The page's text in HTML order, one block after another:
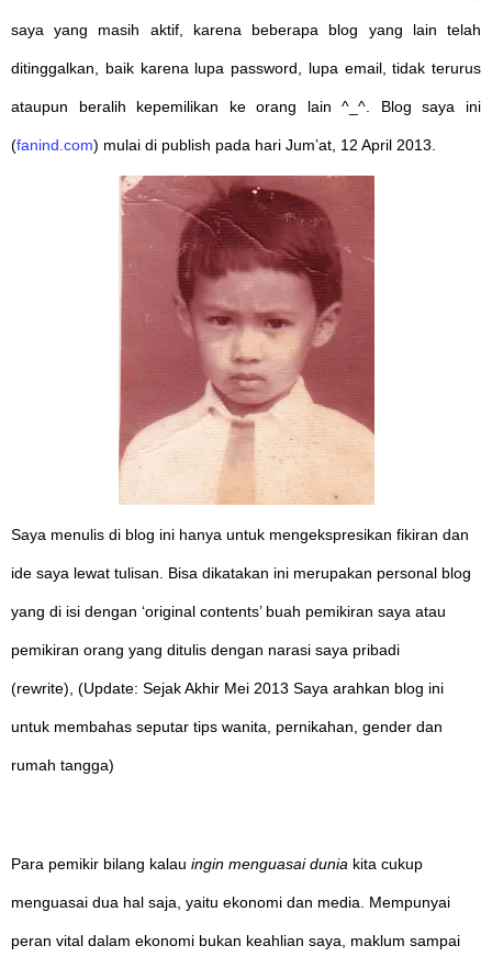
saya yang masih aktif, karena beberapa blog yang lain telah
ditinggalkan, baik karena lupa password, lupa email, tidak terurus
ataupun beralih kepemilikan ke orang lain ^_^. Blog saya ini
(fanind.com) mulai di publish pada hari Jum’at, 12 April 2013.
Saya menulis di blog ini hanya untuk mengekspresikan fikiran dan
ide saya lewat tulisan. Bisa dikatakan ini merupakan personal blog
yang di isi dengan ‘original contents’ buah pemikiran saya atau
pemikiran orang yang ditulis dengan narasi saya pribadi
(rewrite), (Update: Sejak Akhir Mei 2013 Saya arahkan blog ini
untuk membahas seputar tips wanita, pernikahan, gender dan
rumah tangga)
Para pemikir bilang kalau ingin menguasai dunia kita cukup
menguasai dua hal saja, yaitu ekonomi dan media. Mempunyai
peran vital dalam ekonomi bukan keahlian saya, maklum sampai